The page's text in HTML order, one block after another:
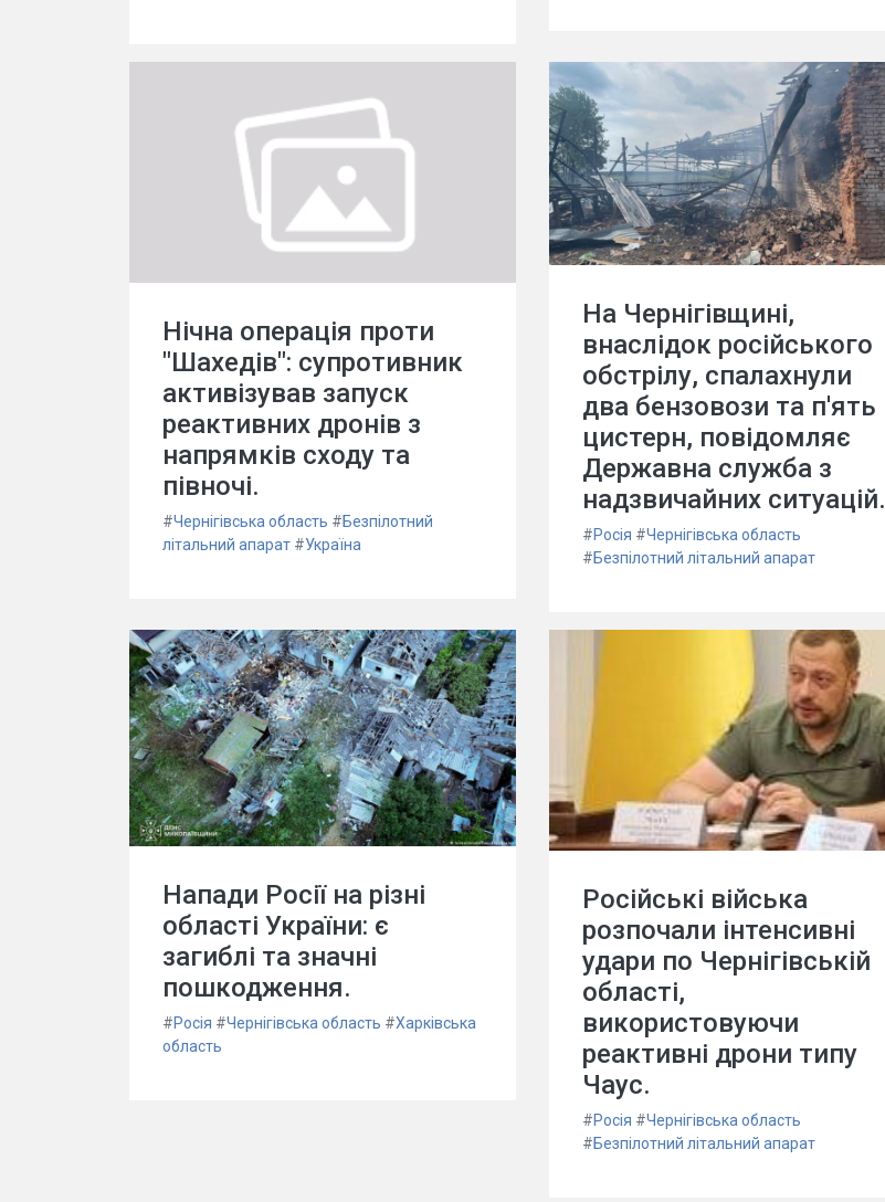
Нічна операція проти
"Шахедів": супротивник
активізував запуск
реактивних дронів з
напрямків сходу та
півночі.
#Чернігівська область #Безпілотний
літальний апарат #Україна
На Чернігівщині,
внаслідок російського
обстрілу, спалахнули
два бензовози та п'ять
цистерн, повідомляє
Державна служба з
надзвичайних ситуацій.
#Росія #Чернігівська область
#Безпілотний літальний апарат
Напади Росії на різні
області України: є
загиблі та значні
пошкодження.
#Росія #Чернігівська область #Харківська
область
Російські війська
розпочали інтенсивні
удари по Чернігівській
області,
використовуючи
реактивні дрони типу
Чаус.
#Росія #Чернігівська область
#Безпілотний літальний апарат